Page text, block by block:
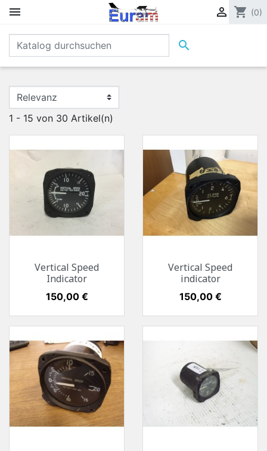
  shopping_cart (0)

1 - 15 von 30 Artikel(n)
Vertical Speed
Indicator
Preis
150,00 €
Vertical Speed
indicator
Preis
150,00 €